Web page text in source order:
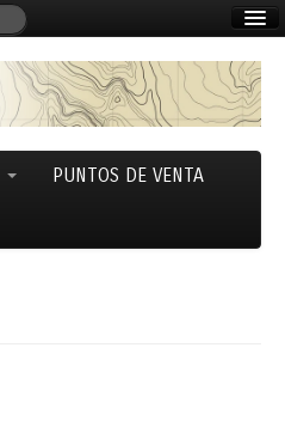
Carrito (0)
PUNTOS DE VENTA